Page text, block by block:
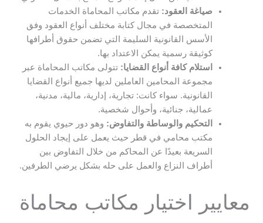
صياغة العقود:تقدم مكاتب المحاماة الخدمات
المتخصصة في مجال كتابة مختلف أنواع العقود وفق
الأسس القانونية السليمة التي تضمن حقوق أطرافها
كوثيقة رسمية يمكن الاعتداد بها.
استلام كافة أنواع القضايا:تتولى مكاتب المحاماة عبر
مجموعة المحامين العاملين لديها جميع أنواع القضايا
القانونية. سواء كانت: تجارية، إدارية، مالية، مدنية،
عمالية، جنائية، وأحوال شخصية.
التحكيم والوساطة والتفاوض: وهو دور حيوي يقوم به
مكتب محامي في قطر حيث يعمل على إيجاد الحلول
السريعة بعيدًا عن المحاكم من خلال التفاوض بين
أطراف النزاع والعمل على حله بشكل يرضي الطرفين.
معايير اختيار مكاتب محاماة